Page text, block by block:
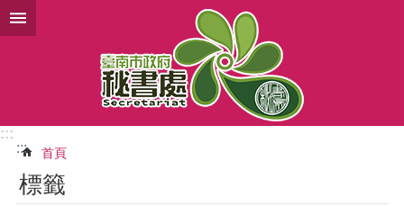
跳到主要內容區塊
:::
:::
首頁
標籤